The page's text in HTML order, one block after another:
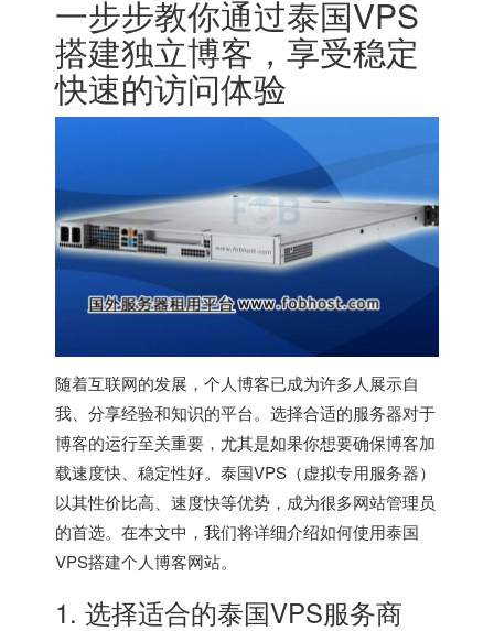
一步步教你通过泰国VPS
搭建独立博客，享受稳定
快速的访问体验
随着互联网的发展，个人博客已成为许多人展示自
我、分享经验和知识的平台。选择合适的服务器对于
博客的运行至关重要，尤其是如果你想要确保博客加
载速度快、稳定性好。泰国VPS（虚拟专用服务器）
以其性价比高、速度快等优势，成为很多网站管理员
的首选。在本文中，我们将详细介绍如何使用泰国
VPS搭建个人博客网站。
1. 选择适合的泰国VPS服务商